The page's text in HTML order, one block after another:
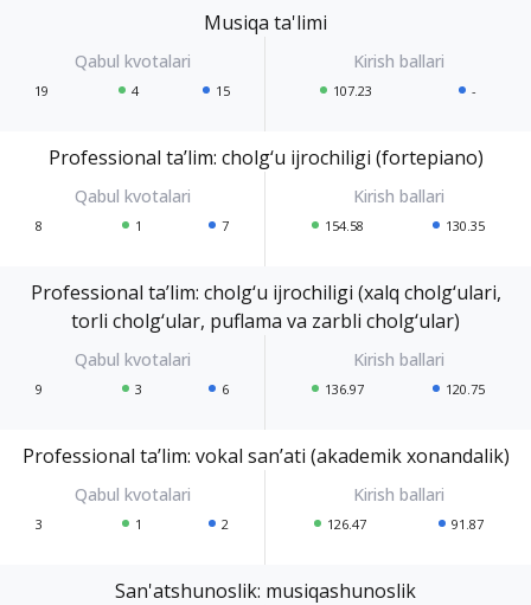
Musiqa ta'limi
19 4 15 107.23 -
Professional ta’lim: cholg‘u ijrochiligi (fortepiano)
8 1 7 154.58 130.35
Professional ta’lim: cholg‘u ijrochiligi (xalq cholg‘ulari,
torli cholg‘ular, puflama va zarbli cholg‘ular)
9 3 6 136.97 120.75
Professional ta’lim: vokal san’ati (akademik xonandalik)
3 1 2 126.47 91.87
San'atshunoslik: musiqashunoslik